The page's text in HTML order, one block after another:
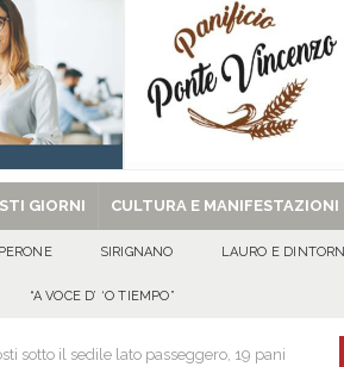
tutela della vita umana” CULTURA E
CULTURA E MANIFESTAZIONI
di san Giovanni Battista e santa Sabina EVIDENZA
GIORNI CULTURA E MANIFESTAZIONI
SIRIGNANO LAURO E DINTORNI
“A VOCE D’ ‘O TIEMPO”
sotto il sedile lato passeggero, 19 pani